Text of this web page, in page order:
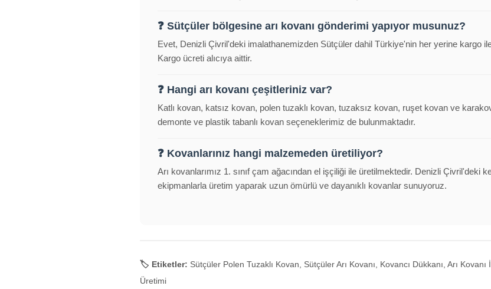
❓ Sütçüler bölgesine arı kovanı gönderimi yapıyor musunuz?
Evet, Denizli Çivril'deki imalathanemizden Sütçüler dahil Türkiye'nin her yerine kargo
Kargo ücreti alıcıya aittir.
❓ Hangi arı kovanı çeşitleriniz var?
Katlı kovan, katsız kovan, polen tuzaklı kovan, tuzaksız kovan, ruşet kovan ve
demonte ve plastik tabanlı kovan seçeneklerimiz de bulunmaktadır.
❓ Kovanlarınız hangi malzemeden üretiliyor?
Arı kovanlarımız 1. sınıf çam ağacından el işçiliği ile üretilmektedir. Denizli Çivril'deki
ekipmanlarla üretim yaparak uzun ömürlü ve dayanıklı kovanlar sunuyoruz.
🏷️ Etiketler: Sütçüler Polen Tuzaklı Kovan, Sütçüler Arı Kovanı, Kovancı Dükkanı, Arı
Üretimi